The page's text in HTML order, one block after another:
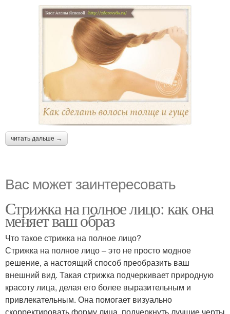
читать дальше →
Вас может заинтересовать
Стрижка на полное лицо: как она
меняет ваш образ
Что такое стрижка на полное лицо?
Стрижка на полное лицо – это не просто модное
решение, а настоящий способ преобразить ваш
внешний вид. Такая стрижка подчеркивает природную
красоту лица, делая его более выразительным и
привлекательным. Она помогает визуально
скорректировать форму лица, подчеркнуть лучшие черты